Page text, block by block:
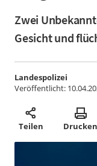
Zwei
Gesicht und
Landespolizei
Veröffentlicht:
Teilen Drucken